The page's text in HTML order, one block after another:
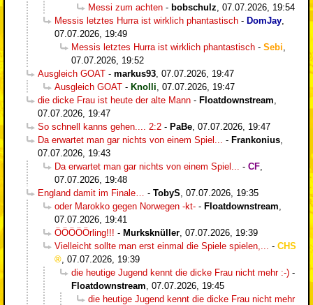
Messi zum achten - bobschulz 07.07.2026, 19:54
Messis letztes Hurra ist wirklich phantastisch - DomJay
07.07.2026, 19:49
Messis letztes Hurra ist wirklich phantastisch - Sebi
07.07.2026, 19:52
Ausgleich GOAT - markus93 07.07.2026, 19:47
Ausgleich GOAT - Knolli 07.07.2026, 19:47
die dicke Frau ist heute der alte Mann - Floatdownstream
07.07.2026, 19:47
So schnell kanns gehen.... 2:2 - PaBe 07.07.2026, 19:47
Da erwartet man gar nichts von einem Spiel...
- Frankonius
07.07.2026, 19:43
Da erwartet man gar nichts von einem Spiel...
- CF
07.07.2026, 19:48
England damit im Finale…
- TobyS 07.07.2026, 19:35
oder Marokko gegen Norwegen -kt- - Floatdownstream
07.07.2026, 19:41
ÖÖÖÖÖrling!!! - Murksknüller 07.07.2026, 19:39
Vielleicht sollte man erst einmal die Spiele spielen,...
- CHS
07.07.2026, 19:39
die heutige Jugend kennt die dicke Frau nicht mehr :-) -
Floatdownstream 07.07.2026, 19:45
die heutige Jugend kennt die dicke Frau nicht mehr